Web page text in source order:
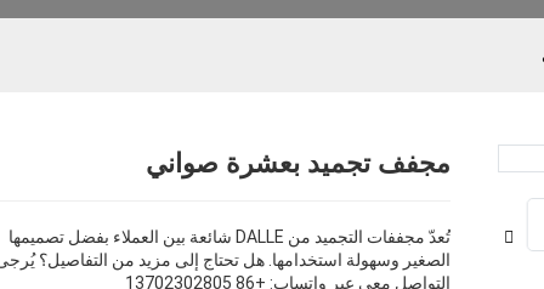
Loading...
Loading...
مجفف تجميد بعشرة صواني
تُعدّ مجففات التجميد من DALLE شائعة بين العملاء بفضل تصميمها
الصغير وسهولة استخدامها. هل تحتاج إلى مزيد من التفاصيل؟
التواصل معي عبر واتساب: +86 13702302805